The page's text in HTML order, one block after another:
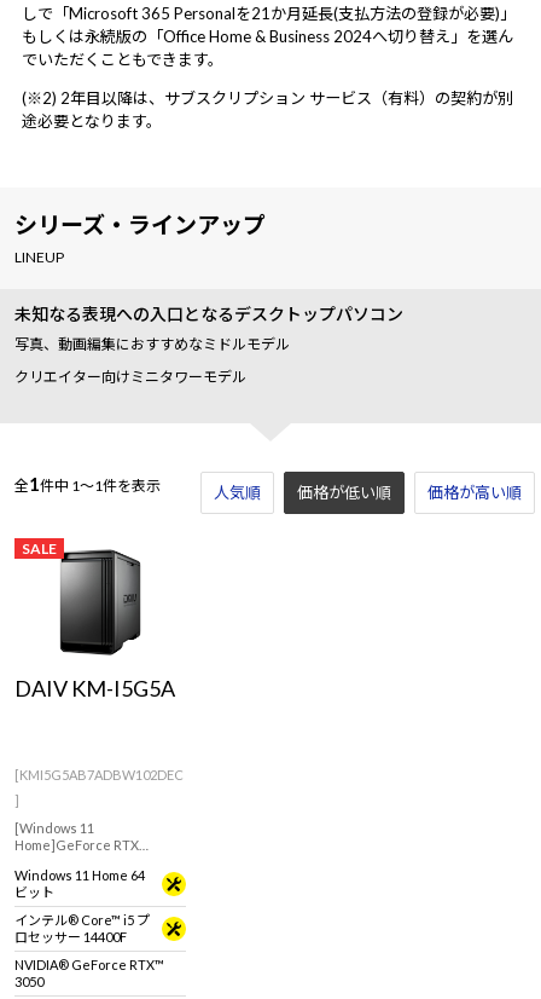
しで「Microsoft 365 Personalを21か月延長(支払方法の登録が必要)」
もしくは永続版の「Office Home & Business 2024へ切り替え」を選ん
でいただくこともできます。
(※2) 2年目以降は、サブスクリプション サービス（有料）の契約が別
途必要となります。
シリーズ・ラインアップ
LINEUP
未知なる表現への入口となるデスクトップパソコン
写真、動画編集におすすめなミドルモデル
クリエイター向けミニタワーモデル
全1件中 1～1件を表示 人気順 価格が低い順 価格が高い順
SALE
DAIV KM-I5G5A
[KMI5G5AB7ADBW102DEC
]
[Windows 11
Home]GeForce RTX
真・動画編集などクリエイ
ティブ用途におすすめなモ
デル
Windows 11 Home 64
ビット
インテル® Core™ i5 プ
ロセッサー 14400F
NVIDIA® GeForce RTX™
3050